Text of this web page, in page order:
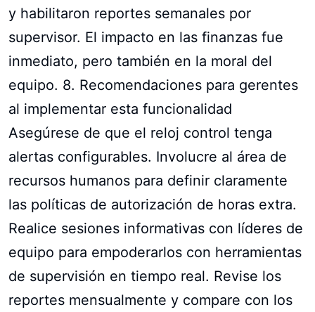
y habilitaron reportes semanales por
supervisor. El impacto en las finanzas fue
inmediato, pero también en la moral del
equipo. 8. Recomendaciones para gerentes
al implementar esta funcionalidad
Asegúrese de que el reloj control tenga
alertas configurables. Involucre al área de
recursos humanos para definir claramente
las políticas de autorización de horas extra.
Realice sesiones informativas con líderes de
equipo para empoderarlos con herramientas
de supervisión en tiempo real. Revise los
reportes mensualmente y compare con los